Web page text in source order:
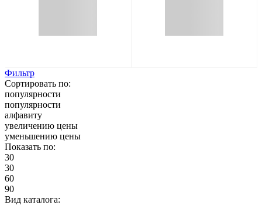
Фильтр
Сортировать по:
популярности
популярности
алфавиту
увеличению цены
уменьшению цены
Показать по:
30
30
60
90
Вид каталога: